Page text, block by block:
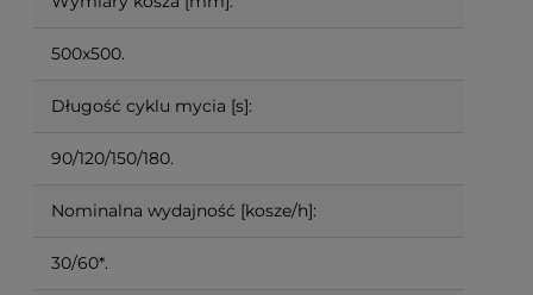
500x500.
Długość cyklu mycia [s]:
90/120/150/180.
Nominalna wydajność [kosze/h]:
30/60*.